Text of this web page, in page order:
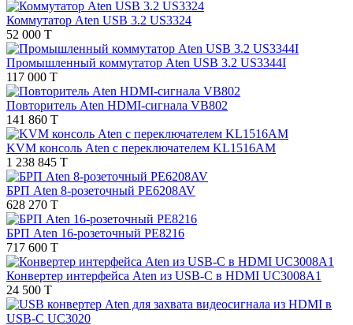
Коммутатор Aten USB 3.2 US3324
52 000 T
Промышленный коммутатор Aten USB 3.2 US3344I
117 000 T
Повторитель Aten HDMI-сигнала VB802
141 860 T
KVM консоль Aten с переключателем KL1516AM
1 238 845 T
БРП Aten 8-розеточный PE6208AV
628 270 T
БРП Aten 16-розеточный PE8216
717 600 T
Конвертер интерфейса Aten из USB-C в HDMI UC3008A1
24 500 T